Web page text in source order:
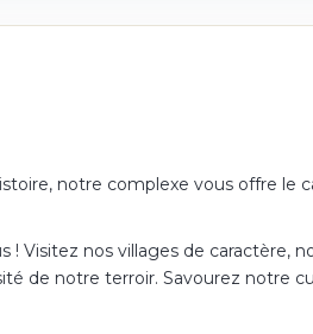
notre complexe vous offre le
! Visitez nos villages de caractère,
de notre terroir. Savourez notre